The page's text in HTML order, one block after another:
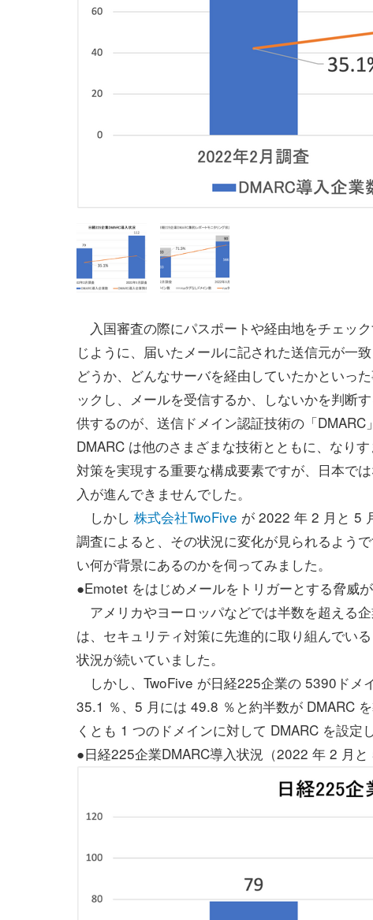
入国審査の際にパスポートや経由地をチェッ
じように、届いたメールに記された送信元が一
どうか、どんなサーバを経由していたかといっ
ックし、メールを受信するか、しないかを判断
供するのが、送信ドメイン認証技術の「DMARC
DMARC は他のさまざまな技術とともに、なり
対策を実現する重要な構成要素ですが、日本で
入が進んできませんでした。
しかし 株式会社TwoFive が 2022 年 2 月と 5
調査によると、その状況に変化が見られるよう
い何が背景にあるのかを伺ってみました。
●Emotet をはじめメールをトリガーとする脅威
アメリカやヨーロッパなどでは半数を超える
は、セキュリティ対策に先進的に取り組んでい
状況が続いていました。
しかし、TwoFive が日経225企業の 5390ドメ
35.1 ％、5 月には 49.8 ％と約半数が DMARC
くとも 1 つのドメインに対して DMARC を設定
●日経225企業DMARC導入状況（2022 年 2 月と